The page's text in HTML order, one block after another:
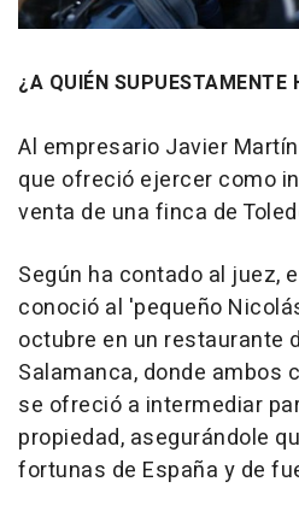
¿A QUIÉN SUPUESTAMENTE
Al empresario Javier
que ofreció ejercer como
venta de una finca de
Según ha contado al juez,
conoció al 'pequeño
octubre en un restaurante
Salamanca, donde ambos
se ofreció a intermediar
propiedad, asegurándole
fortunas de España y de